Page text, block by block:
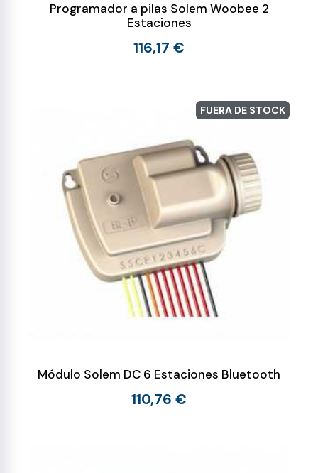
Programador a pilas Solem Woobee 2
Estaciones
116,17 €
FUERA DE STOCK
Módulo Solem DC 6 Estaciones Bluetooth
110,76 €